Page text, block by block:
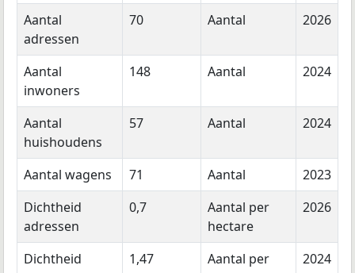
Aantal
adressen
70 Aantal 2026
Aantal
inwoners
148 Aantal 2024
Aantal
huishoudens
57 Aantal 2024
Aantal wagens 71 Aantal
2023
Dichtheid
adressen
0,7
Aantal per
hectare
2026
Dichtheid
1,47
Aantal per
2024